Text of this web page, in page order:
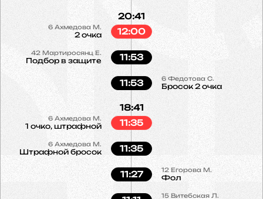
6 Ахмедова М.
2 очка
20:41
12:00
42 Мартиросянц Е.
Подбор в защите 11:53
6 Федотова С.
Бросок 2 очка
11:53
6Ахмедова М.
1 очко, штрафной
18:41
11:35
6 Ахмедова М.
Штрафной бросок 11:35
12 Егорова М.
Фол
11:27
15 Витебская Л.